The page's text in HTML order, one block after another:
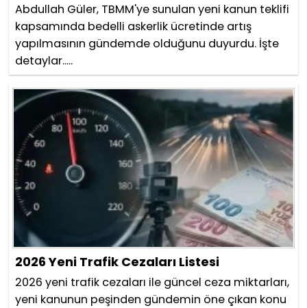
Abdullah Güler, TBMM'ye sunulan yeni kanun teklifi
kapsamında bedelli askerlik ücretinde artış
yapılmasının gündemde olduğunu duyurdu. İşte
detaylar.....
2026 Yeni Trafik Cezaları Listesi
2026 yeni trafik cezaları ile güncel ceza miktarları,
yeni kanunun peşinden gündemin öne çıkan konu